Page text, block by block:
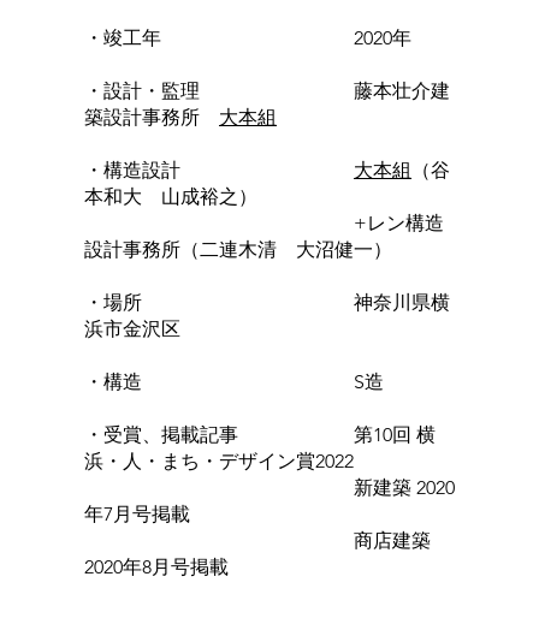
・竣工年 2020年
・設計・監理 藤本壮介建
築設計事務所 大本組
・構造設計 大本組
（谷
本和大 山成裕之）
+レン構造
設計事務所（二連木清 大沼健一）
・場所 神奈川県横
浜市金沢区
・構造 S造
・受賞、掲載記事 第10回 横
浜・人・まち・デザイン賞2022
新建築 2020
年7月号掲載
商店建築
2020年8月号掲載